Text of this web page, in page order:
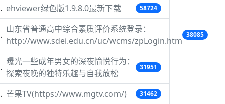
ehviewer绿色版1.9.8.0最新下载 58724
山东省普通高中综合素质评价系统登录：
http://www.sdei.edu.cn/uc/wcms/zpLogin.htm
38085
曝光一些成年男女的深夜愉悦行为：
探索夜晚的独特乐趣与自我放松
31951
芒果TV(https://www.mgtv.com/) 31462